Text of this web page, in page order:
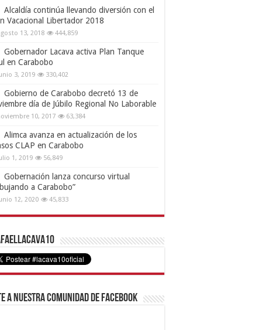
Alcaldía continúa llevando diversión con el
Vacacional Libertador 2018
13, 2018 444,859
Gobernador Lacava activa Plan Tanque
en Carabobo
3, 2019 330,402
Gobierno de Carabobo decretó 13 de
día de Júbilo Regional No Laborable
10, 2017 63,384
Alimca avanza en actualización de los
CLAP en Carabobo
1, 2019 56,849
Gobernación lanza concurso virtual
a Carabobo”
12, 2020 45,833
a nuestra comunidad de Facebook